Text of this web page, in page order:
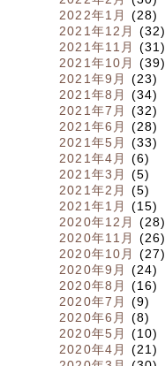
2022年1月
(28)
2021年12月
(32)
2021年11月
(31)
2021年10月
(39)
2021年9月
(23)
2021年8月
(34)
2021年7月
(32)
2021年6月
(28)
2021年5月
(33)
2021年4月
(6)
2021年3月
(5)
2021年2月
(5)
2021年1月
(15)
2020年12月
(28)
2020年11月
(26)
2020年10月
(27)
2020年9月
(24)
2020年8月
(16)
2020年7月
(9)
2020年6月
(8)
2020年5月
(10)
2020年4月
(21)